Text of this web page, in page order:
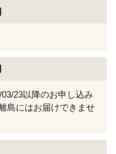
23以降のお申し込み
にはお届けできませ